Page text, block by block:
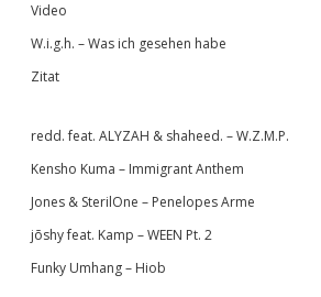
Video
W.i.g.h. – Was ich gesehen habe
Zitat
redd. feat. ALYZAH & shaheed. – W.Z.M.P.
Kensho Kuma – Immigrant Anthem
Jones & SterilOne – Penelopes Arme
jōshy feat. Kamp – WEEN Pt. 2
Funky Umhang – Hiob